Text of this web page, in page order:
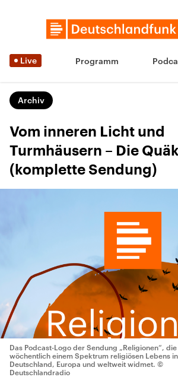
Live Programm
Archiv
Vom inneren Licht und
Turmhäusern – Die
(komplette Sendung)
Das Podcast-Logo der Sendung „Religionen“,
wöchentlich einem Spektrum religiösen Lebens in
Deutschland, Europa und weltweit widmet. ©
Deutschlandradio